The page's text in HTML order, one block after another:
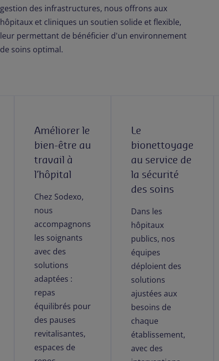
gestion des infrastructures, nous offrons aux
hôpitaux et cliniques un soutien solide et flexible,
leur permettant de bénéficier d'un environnement
de soins optimal.
Améliorer le
bien-être au
travail à
l’hôpital
Chez Sodexo,
nous
accompagnons
les soignants
avec des
solutions
adaptées :
repas
équilibrés pour
des pauses
revitalisantes,
espaces de
Le
bionettoyage
au service de
la sécurité
des soins
Dans les
hôpitaux
publics, nos
équipes
déploient des
solutions
ajustées aux
besoins de
chaque
établissement,
avec des